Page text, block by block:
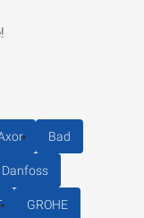
Bad
Danfoss
GROHE